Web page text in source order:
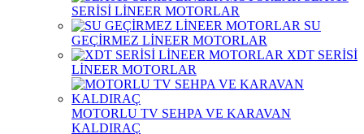
SERİSİ LİNEER MOTORLAR
SU
GEÇİRMEZ LİNEER MOTORLAR
XDT SERİSİ
LİNEER MOTORLAR
MOTORLU TV SEHPA VE KARAVAN
KALDIRAÇ